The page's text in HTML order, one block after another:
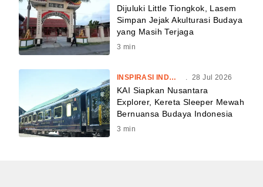
Dijuluki Little Tiongkok, Lasem
Simpan Jejak Akulturasi Budaya
yang Masih Terjaga
3 min
INSPIRASI INDONESIA . 28 Jul 2026
KAI Siapkan Nusantara
Explorer, Kereta Sleeper Mewah
Bernuansa Budaya Indonesia
3 min